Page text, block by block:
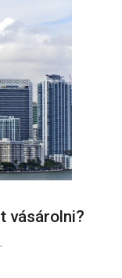
vásárolni?